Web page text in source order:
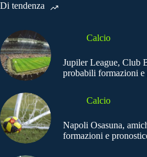
Di tendenza
Calcio
Jupiler League, Club
probabili formazioni e
Calcio
Napoli Osasuna,
formazioni e